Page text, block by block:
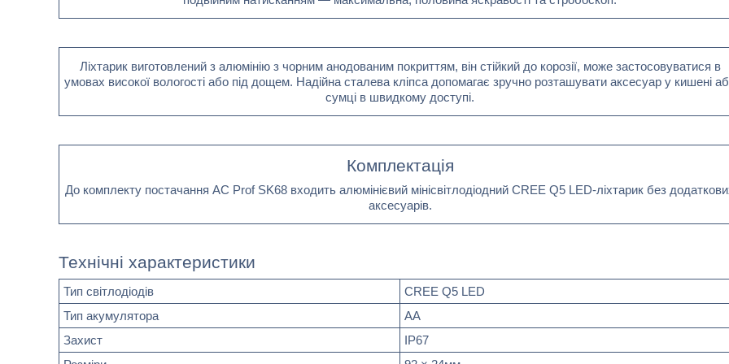
Ліхтарик виготовлений з алюмінію з чорним анодованим покриттям, він стійкий до корозії, може застосовуватися в
умовах високої вологості або під дощем. Надійна сталева кліпса допомагає зручно розташувати аксесуар у кишені
сумці в швидкому доступі.
Комплектація
До комплекту постачання AC Prof SK68 входить алюмінієвий мінісвітлодіодний CREE Q5 LED-ліхтарик без
аксесуарів.
Технічні характеристики
Тип світлодіодів
CREE Q5 LED
Тип акумулятора
АА
Захист
IP67